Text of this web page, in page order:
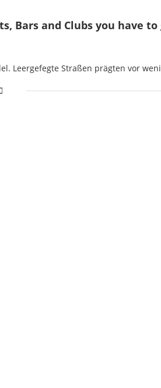
Bars and Clubs you have to
Leergefegte Straßen prägten vor